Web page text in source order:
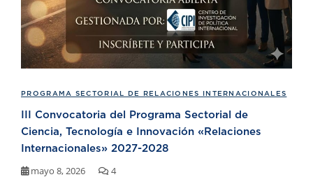
PROGRAMA SECTORIAL DE RELACIONES INTERNACIONALES
III Convocatoria del Programa Sectorial de
Ciencia, Tecnología e Innovación «Relaciones
Internacionales» 2027-2028
mayo 8, 2026
4